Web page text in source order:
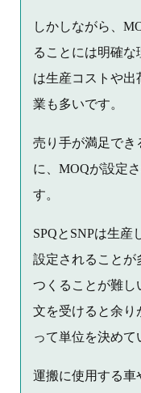
しかしながら、
ることには明確
は生産コストや出
業も多いです。
売り手が満足でき
に、MOQが設定
す。
SPQとSNPは生産
設定されることが
つくることが難し
文を受けると余り
って単位を決めて
運搬に使用する車